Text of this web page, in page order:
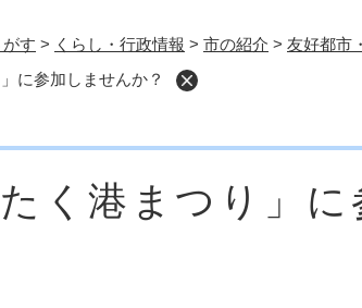
す > くらし・行政情報 > 市の紹介 > 友好都市
に参加しませんか？
く港まつり」に